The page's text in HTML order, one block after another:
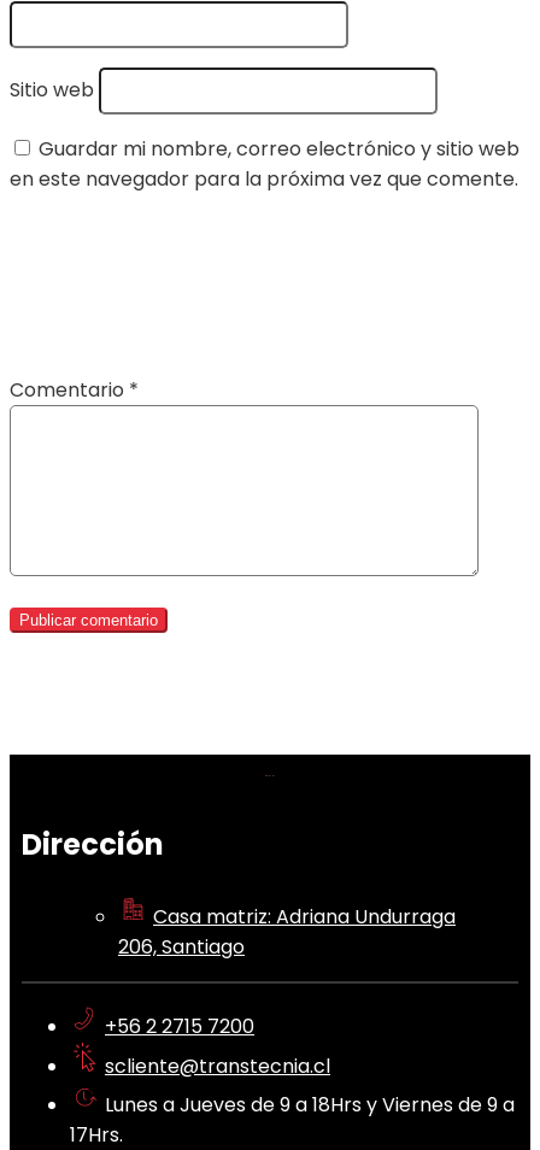
Sitio web
Guardar mi nombre, correo electrónico y sitio web
en este navegador para la próxima vez que comente.
Comentario *
Dirección
Casa matriz: Adriana Undurraga
206, Santiago
+56 2 2715 7200
scliente@transtecnia.cl
Lunes a Jueves de 9 a 18Hrs y Viernes de 9 a
17Hrs.